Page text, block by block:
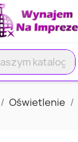
Oświetlenie